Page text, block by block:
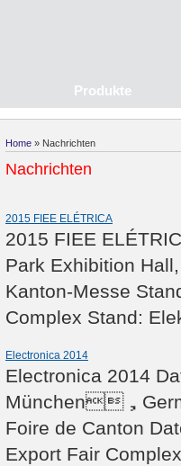
Produkte
Home » Nachrichten
Nachrichten
2015 FIEE ELÉTRICA
2015 FIEE
Park Exhibition
Kanton-Messe
Complex Stand:
Electronica 2014
Electronica 2014
München，
Foire de Canton
Export Fair